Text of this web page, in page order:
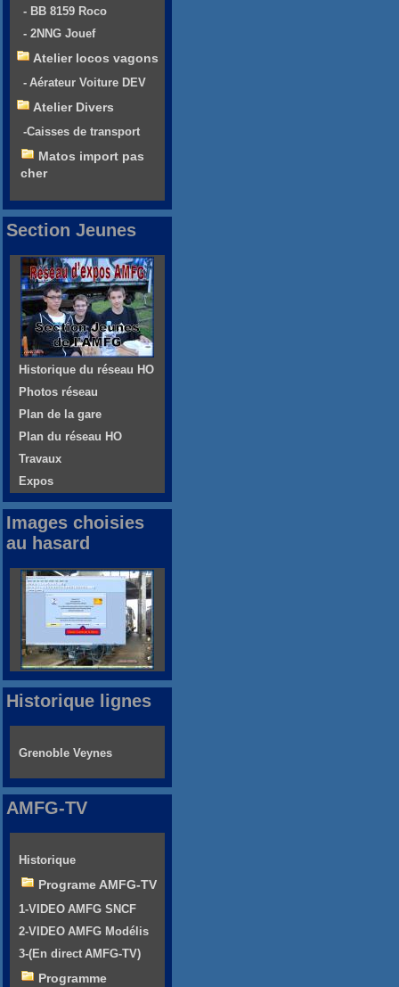
- BB 8159 Roco
- 2NNG Jouef
Atelier locos vagons
- Aérateur Voiture DEV
Atelier Divers
-Caisses de transport
Matos import pas
cher
Section Jeunes
Historique du réseau HO
Photos réseau
Plan de la gare
Plan du réseau HO
Travaux
Expos
Images choisies
au hasard
Historique lignes
Grenoble Veynes
AMFG-TV
Historique
Programe AMFG-TV
1-VIDEO AMFG SNCF
2-VIDEO AMFG Modélis
3-(En direct AMFG-TV)
Programme